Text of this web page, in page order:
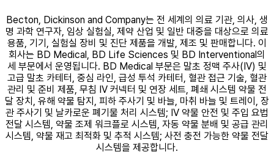
Becton, Dickinson and Company는 전 세계의 의료 기관, 의사, 생
명 과학 연구자, 임상 실험실, 제약 산업 및 일반 대중을 대상으로 의료
용품, 기기, 실험실 장비 및 진단 제품을 개발, 제조 및 판매합니다. 이
회사는 BD Medical, BD Life Sciences 및 BD Interventional의
세 부문에서 운영됩니다. BD Medical 부문은 말초 정맥 주사(IV) 및
고급 말초 카테터, 중심 라인, 급성 투석 카테터, 혈관 접근 기술, 혈관
관리 및 준비 제품, 무침 IV 커넥터 및 연장 세트, 폐쇄 시스템 약물 전
달 장치, 유해 약물 탐지, 피하 주사기 및 바늘, 마취 바늘 및 트레이, 장
관 주사기 및 날카로운 폐기물 처리 시스템; IV 약물 안전 및 주입 요법
전달 시스템, 약물 조제 워크플로 시스템, 자동 약물 분배 및 공급 관리
시스템, 약물 재고 최적화 및 추적 시스템; 사전 충전 가능한 약물 전달
시스템을 제공합니다.